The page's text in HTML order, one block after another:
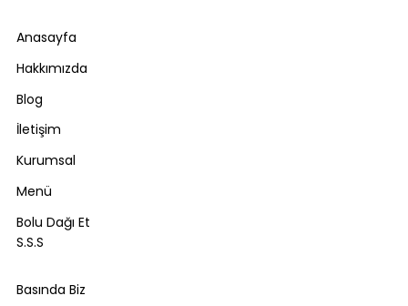
Anasayfa
Hakkımızda
Blog
İletişim
Kurumsal
Menü
Bolu Dağı Et
S.S.S
Basında Biz